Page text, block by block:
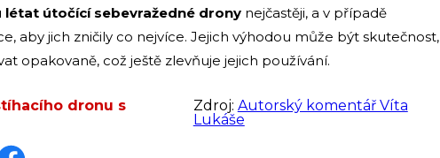
útočící sebevražedné drony nejčastěji, a v případě
aby jich zničily co nejvíce. Jejich výhodou může být skutečnost,
opakovaně, což ještě zlevňuje jejich používání.
dronu s
Zdroj: Autorský komentář Víta
Lukáše